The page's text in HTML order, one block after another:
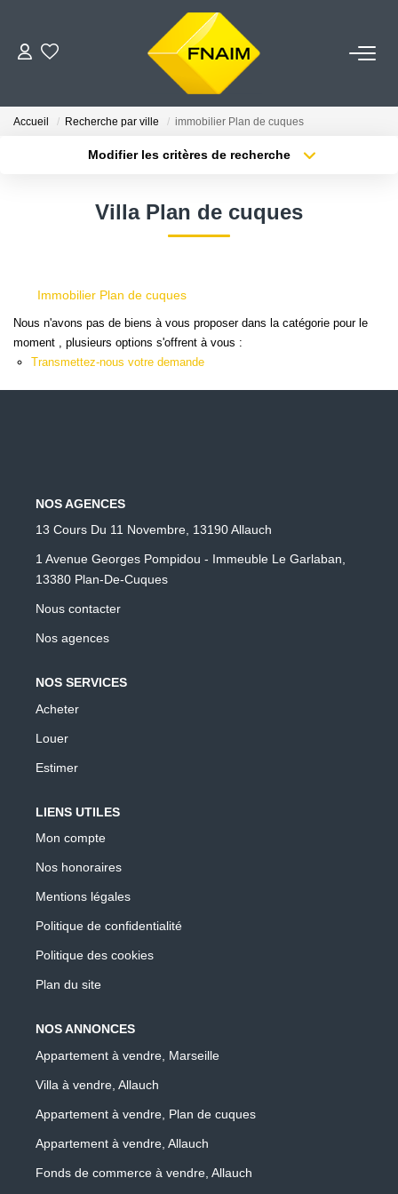
VENTES
NOS AGENCES
CONTACT
Accueil Recherche par ville immobilier Plan de cuques
Modifier les critères de recherche
Villa Plan de cuques
Immobilier Plan de cuques
Nous n'avons pas de biens à vous proposer dans la catégorie pour le
moment , plusieurs options s'offrent à vous :
Transmettez-nous votre demande
NOS AGENCES
13 Cours Du 11 Novembre, 13190 Allauch
1 Avenue Georges Pompidou - Immeuble Le Garlaban,
13380 Plan-De-Cuques
Nous contacter
Nos agences
NOS SERVICES
Acheter
Louer
Estimer
LIENS UTILES
Mon compte
Nos honoraires
Mentions légales
Politique de confidentialité
Politique des cookies
Plan du site
NOS ANNONCES
Appartement à vendre, Marseille
Villa à vendre, Allauch
Appartement à vendre, Plan de cuques
Appartement à vendre, Allauch
Fonds de commerce à vendre, Allauch